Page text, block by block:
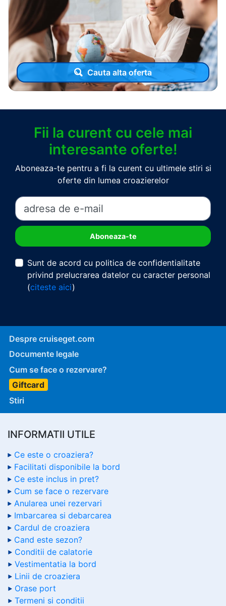
Cauta alta oferta
Fii la curent cu cele mai
interesante oferte!
Aboneaza-te pentru a fi la curent cu ultimele stiri si
oferte din lumea croazierelor
Sunt de acord cu politica de confidentialitate
privind prelucrarea datelor cu caracter personal
(citeste aici)
Despre cruiseget.com
Documente legale
Cum se face o rezervare?
Giftcard
Stiri
INFORMATII UTILE
Ce este o croaziera?
Facilitati disponibile la bord
Ce este inclus in pret?
Cum se face o rezervare
Anularea unei rezervari
Imbarcarea si debarcarea
Cardul de croaziera
Cand este sezon?
Conditii de calatorie
Vestimentatia la bord
Linii de croaziera
Orase port
Termeni si conditii